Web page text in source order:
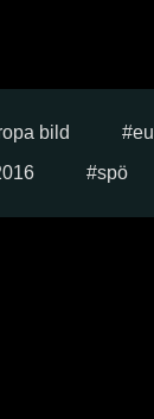
bild eu
spö